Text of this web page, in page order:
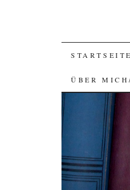
SKIP
TO
CONTENT
STARTSEITE
ÜBER